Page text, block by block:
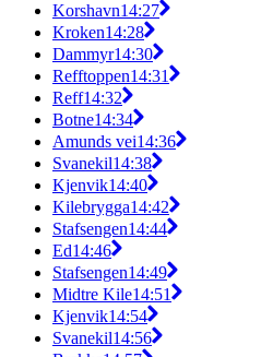
Korshavn14:27
Kroken14:28
Dammyr14:30
Refftoppen14:31
Reff14:32
Botne14:34
Amunds vei14:36
Svanekil14:38
Kjenvik14:40
Kilebrygga14:42
Stafsengen14:44
Ed14:46
Stafsengen14:49
Midtre Kile14:51
Kjenvik14:54
Svanekil14:56